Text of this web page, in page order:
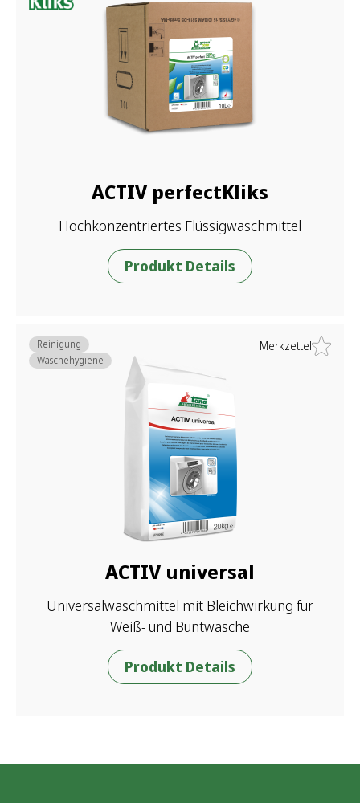
ACTIV perfectKliks
Hochkonzentriertes Flüssigwaschmittel
Produkt Details
Merkzettel
ACTIV universal
Universalwaschmittel mit Bleichwirkung für
Weiß- und Buntwäsche
Reinigung
Wäschehygiene
Produkt Details